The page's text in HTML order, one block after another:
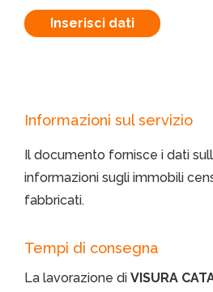
Inserisci dati
Informazioni sul servizio
Il documento fornisce i dati
informazioni sugli immobili
fabbricati.
Tempi di consegna
La lavorazione di VISURA